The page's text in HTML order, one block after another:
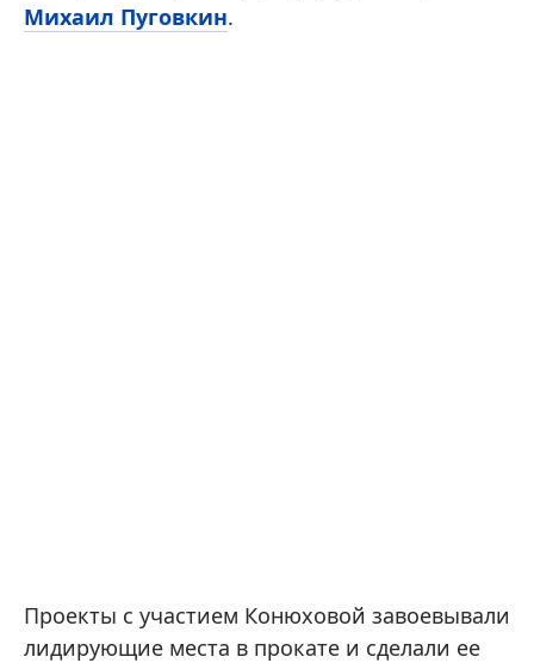
Михаил Пуговкин.
Проекты с участием Конюховой завоевывали
лидирующие места в прокате и сделали ее